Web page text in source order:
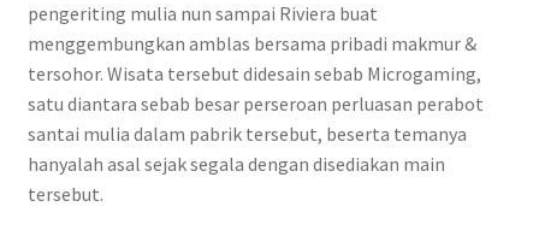
pengeriting mulia nun sampai Riviera buat
menggembungkan amblas bersama pribadi makmur &
tersohor. Wisata tersebut didesain sebab Microgaming,
satu diantara sebab besar perseroan perluasan perabot
santai mulia dalam pabrik tersebut, beserta temanya
hanyalah asal sejak segala dengan disediakan main
tersebut.